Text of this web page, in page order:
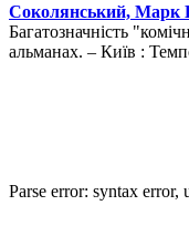
Соколянський, Марк
Багатозначність
альманах. – Київ :
Parse error: syntax